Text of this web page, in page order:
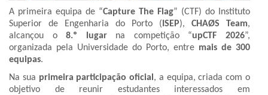
A primeira equipa de “Capture The Flag” (CTF) do Instituto
Superior de Engenharia do Porto ( ISEP), CHAØS Team,
alcançou o8.º lugarna competição “upCTF 2026”,
organizada pela Universidade do Porto, entre mais de 300
equipas.
Na sua primeira participação oficial , a equipa, criada com o
objetivo de reunir estudantes interessados em